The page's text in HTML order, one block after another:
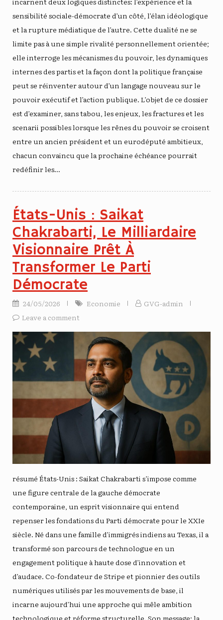
sensibilité sociale-démocrate d’un côté, l’élan idéologique
et la rupture médiatique de l’autre. Cette dualité ne se
limite pas à une simple rivalité personnellement orientée;
elle interroge les mécanismes du pouvoir, les dynamiques
internes des partis et la façon dont la politique française
peut se réinventer autour d’un langage nouveau sur le
pouvoir exécutif et l’action publique. L’objet de ce dossier
est d’examiner, sans tabou, les enjeux, les fractures et les
scenarii possibles lorsque les rênes du pouvoir se croisent
entre un ancien président et un eurodéputé ambitieux,
chacun convaincu que la prochaine échéance pourrait
redéfinir les…
États-Unis : Saikat
Chakrabarti, Le Milliardaire
Visionnaire Prêt À
Transformer Le Parti
Démocrate
24/05/2026 Economie
GVG-admin
Leave a comment
résumé États-Unis : Saikat Chakrabarti s’impose comme
une figure centrale de la gauche démocrate
contemporaine, un esprit visionnaire qui entend
repenser les fondations du Parti démocrate pour le XXIe
siècle. Né dans une famille d’immigrés indiens au Texas, il a
transformé son parcours de technologue en un
engagement politique à haute dose d’innovation et
d’audace. Co-fondateur de Stripe et pionnier des outils
numériques utilisés par les mouvements de base, il
incarne aujourd’hui une approche qui mêle ambition